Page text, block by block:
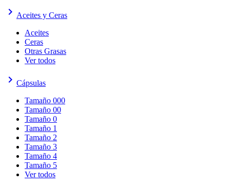
keyboard_arrow_right Aceites y Ceras
Aceites
Ceras
Otras Grasas
Ver todos
keyboard_arrow_right Cápsulas
Tamaño 000
Tamaño 00
Tamaño 0
Tamaño 1
Tamaño 2
Tamaño 3
Tamaño 4
Tamaño 5
Ver todos